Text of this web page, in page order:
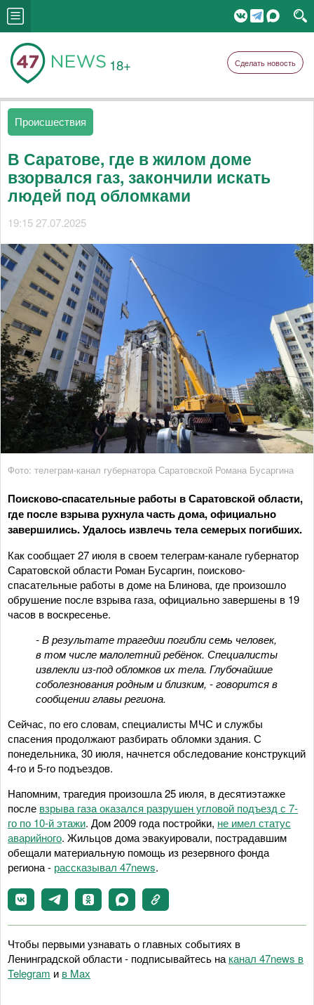
18+ Сделать новость
Происшествия
В Саратове, где в жилом доме
взорвался газ, закончили искать
людей под обломками
19:15 27.07.2025
Фото: телеграм-канал губернатора Саратовской Романа Бусаргина
Поисково-спасательные работы в Саратовской области,
где после взрыва рухнула часть дома, официально
завершились. Удалось извлечь тела семерых погибших.
Как сообщает 27 июля в своем телеграм-канале губернатор
Саратовской области Роман Бусаргин, поисково-
спасательные работы в доме на Блинова, где произошло
обрушение после взрыва газа, официально завершены в 19
часов в воскресенье.
- В результате трагедии погибли семь человек,
в том числе малолетний ребёнок. Специалисты
извлекли из-под обломков их тела. Глубочайшие
соболезнования родным и близким, - говорится в
сообщении главы региона.
Сейчас, по его словам, специалисты МЧС и службы
спасения продолжают разбирать обломки здания. С
понедельника, 30 июля, начнется обследование конструкций
4-го и 5-го подъездов.
Напомним, трагедия произошла 25 июля, в десятиэтажке
после взрыва газа оказался разрушен угловой подъезд с 7-
го по 10-й этажи. Дом 2009 года постройки, не имел статус
аварийного. Жильцов дома эвакуировали, пострадавшим
обещали материальную помощь из резервного фонда
региона - рассказывал 47news.
Чтобы первыми узнавать о главных событиях в
Ленинградской области - подписывайтесь на канал 47news в
Telegram и в Maх